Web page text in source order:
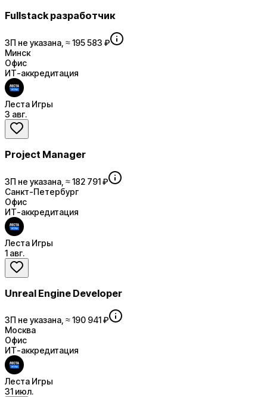
Fullstack разработчик
ЗП не указана, ≈ 195 583 ₽
Минск
Офис
ИТ-аккредитация
Леста Игры
3 авг.
Project Manager
ЗП не указана, ≈ 182 791 ₽
Санкт-Петербург
Офис
ИТ-аккредитация
Леста Игры
1 авг.
Unreal Engine Developer
ЗП не указана, ≈ 190 941 ₽
Москва
Офис
ИТ-аккредитация
Леста Игры
31 июл.